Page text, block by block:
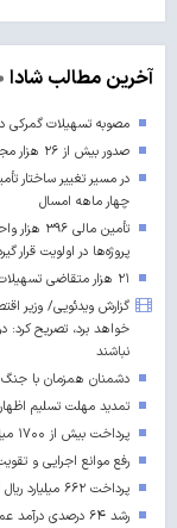
آخرین مطالب شادا
مصوبه تسهیلات گمرکی
صدور بیش از ۲۶ هزار مجوز کسب‌ و کار در استان اصفهان
چهار ماهه امسال
تأمین
پروژه‌ها در اولویت قرار
۲۱ هزار متقاضی تسهیلات تکلیفی همدان تا پایان مهرماه تعیین‌تکلیف می‌شوند
گزارش ویدئویی/ وزیر
خواهد برد، تصریح کرد:
نباشند
دشمنان همزمان با جنگ
تمدید مهلت تسلیم
پرداخت بیش از ۱۷۰۰ میلیارد ریال تسهیلات تبصره ۲ سال ۱۴۰۳ در خراسان رضوی
رفع موانع اجرایی و
پرداخت ۶۶۲ میلیارد ریال تسهیلات از منابع تبصره ۲ بودجه ۱۴۰۳ در استان مرکزی
رشد ۶۴ درصدی درآمد عملیاتی بانک رفاه کارگران در سه‌ماهه ابتدایی سال جاری